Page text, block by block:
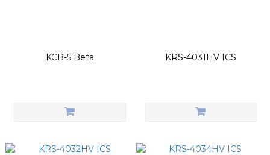
KCB-5 Beta KRS-4031HV ICS